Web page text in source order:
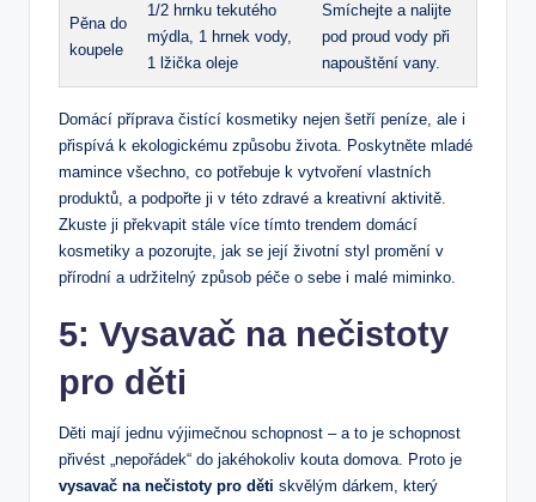
Pěna do
koupele
1/2 hrnku tekutého
mýdla, 1 hrnek vody,
1 lžička oleje
Smíchejte a nalijte
pod proud ‌vody při
napouštění vany.
Domácí příprava čistící kosmetiky nejen šetří peníze, ale i
přispívá k ekologickému způsobu ⁢života. Poskytněte mladé⁤
mamince všechno,‌ co potřebuje k vytvoření‍ vlastních‍
produktů, a podpořte​ ji v této zdravé a kreativní aktivitě.
Zkuste⁢ ji překvapit stále více ⁣tímto trendem domácí
kosmetiky a pozorujte, jak se její životní styl promění⁣ v
přírodní a ‍udržitelný způsob péče o ‌sebe i ‍malé miminko.
5: Vysavač na nečistoty⁤
pro děti
Děti mají jednu výjimečnou schopnost – a to je schopnost
přivést „nepořádek“ do jakéhokoliv kouta ​domova. Proto je
vysavač na nečistoty pro děti skvělým dárkem, který